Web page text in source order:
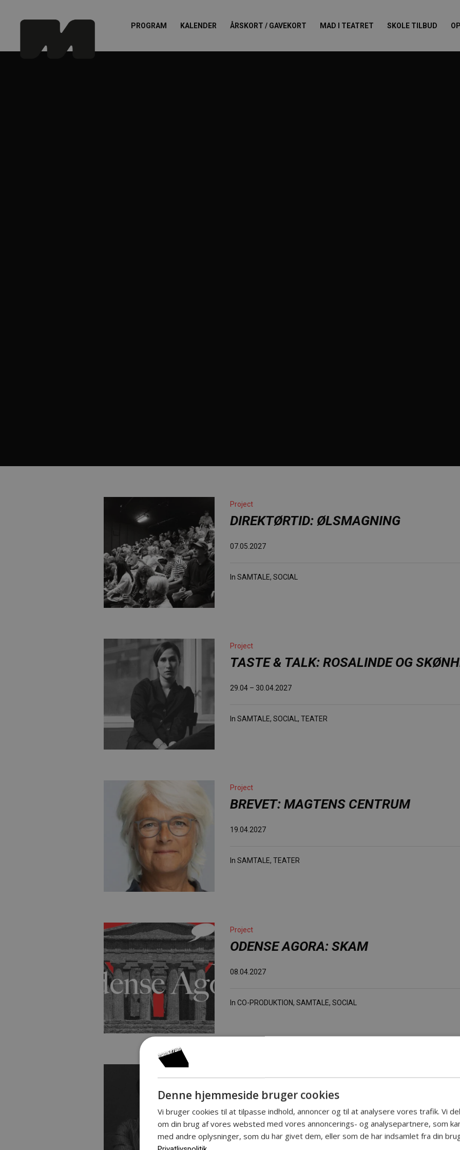
PROGRAM KALENDER ÅRSKORT / GAVEKORT MAD I TEATRET SKOLE TILBUD
Project
DIREKTØRTID: ØLSMAGNING
07.05.2027
InSAMTALE,SOCIAL
Project
TASTE & TALK: ROSALINDE OG
29.04 – 30.04.2027
InSAMTALE,SOCIAL,TEATER
Project
BREVET: MAGTENS CENTRUM
19.04.2027
InSAMTALE,TEATER
Project
ODENSE AGORA: SKAM
08.04.2027
InCO-PRODUKTION,SAMTALE,SOCIAL
DIREKTØRTID: TALK MED
PREBEN JØRGENSEN
23.03.2027
Denne hjemmeside bruger cookies
Vi bruger cookies til at tilpasse indhold, annoncer og til at analysere vores trafik. Vi
om din brug af vores websted med vores annoncerings- og analysepartnere, som
med andre oplysninger, som du har givet dem, eller som de har indsamlet fra din